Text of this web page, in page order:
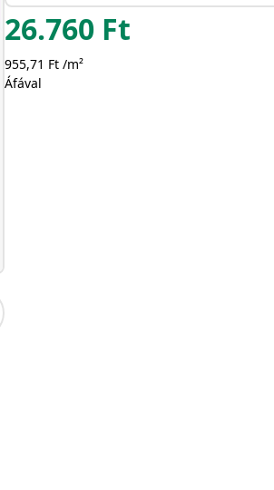
Homokszí
n
26.760 Ft
955,71 Ft /m²
Áfával